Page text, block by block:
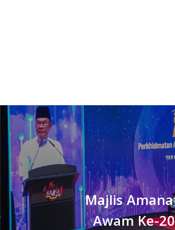
Majlis
Awam Ke-